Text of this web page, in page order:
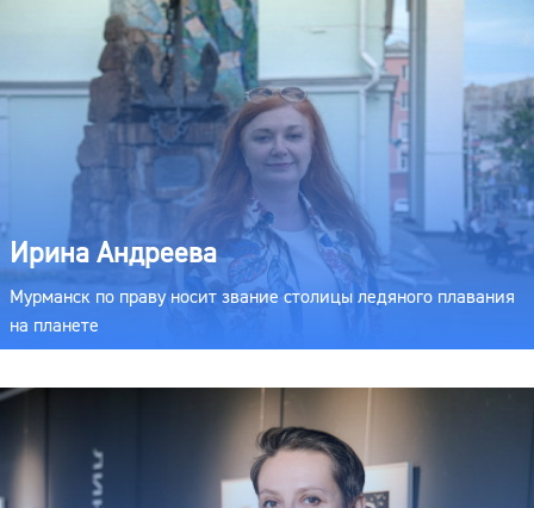
Ирина Андреева
Мурманск по праву носит звание столицы ледяного плавания
на планете